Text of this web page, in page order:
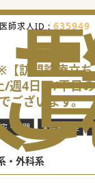
医師求人ID : 635949
訪問診療立ち
/週4日可/平日
ございます。
宅・訪問 未経験歓迎
・外科系